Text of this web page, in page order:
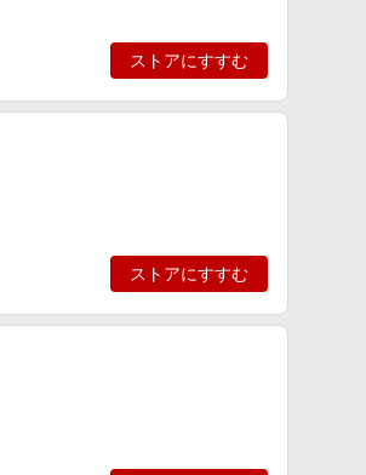
ストアにすすむ
ストアにすすむ